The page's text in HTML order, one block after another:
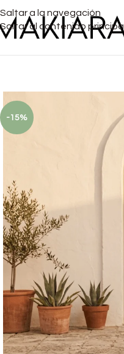
Saltar a la navegación
Saltar al contenido principal
-15%